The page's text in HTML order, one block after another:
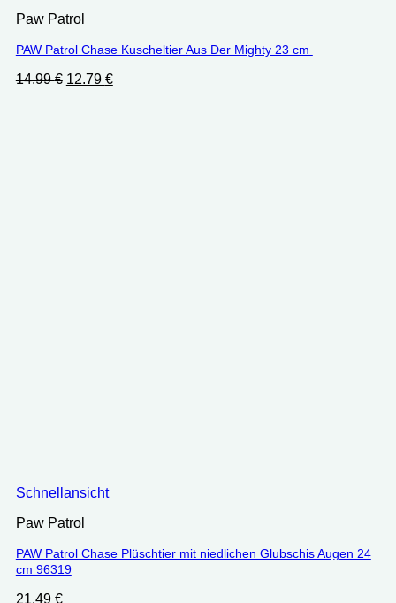
Paw Patrol
PAW Patrol Chase Kuscheltier Aus Der Mighty 23 cm ‎
14.99€ Ursprünglicher
12.79 €Aktueller
Schnellansicht
Paw Patrol
PAW Patrol Chase Plüschtier mit niedlichen Glubschis Augen 24
cm ‎96319
21.49 €